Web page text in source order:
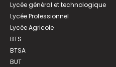
Lycée général et technologique
Lycée Professionnel
Lycée Agricole
BTS
BTSA
BUT